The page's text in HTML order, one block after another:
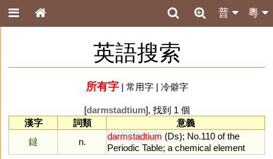
粵
普
英語搜索
所有字| 常用字| 冷僻字
[darmstadtium], 找到 1 個
漢字
詞類
意義
鐽
n.
darmstadtium (Ds); No.110 of the
Periodic Table; a chemical element